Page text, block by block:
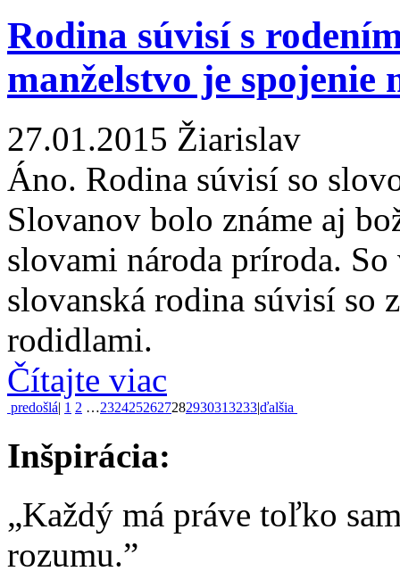
Rodina súvisí s
manželstvo je spojenie
27.01.2015 Žiarislav
Áno. Rodina súvisí so
Slovanov bolo známe aj
slovami národa príroda.
slovanská rodina súvisí so
rodidlami.
Čítajte viac
predošlá| 1 2 …2324252627282930313233|ďalšia
Inšpirácia:
„Každý má práve toľko
rozumu.”